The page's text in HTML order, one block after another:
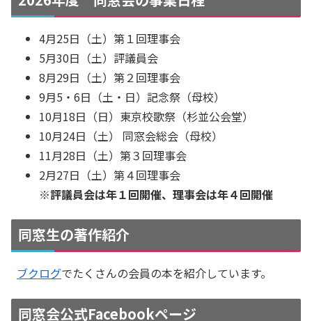
4月25日（土）第１回理事会
5月30日（土）評議員会
8月29日（土）第２回理事会
9月5・6日（土・日）記念祭（母校）
10月18日（日）東京校歌祭（杉並公会堂）
10月24日（土） 同窓会総会（母校）
11月28日（土）第３回理事会
2月27日（土）第４回理事会
※評議員会は年１回開催、理事会は年４回開催
同窓生の著作紹介
ブクログでたくさんの会員の本を紹介しています。
同窓会公式Facebookページ